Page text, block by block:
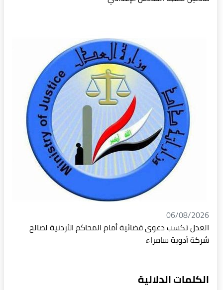
06/08/2026
العدل تكسب دعوى قضائية أمام المحاكم الأردنية لصالح
شركة أدوية سامراء
الكلمات الدلالية